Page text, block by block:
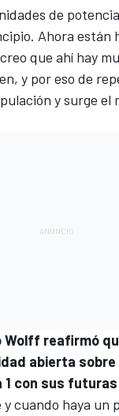
de
Ahora están
que ahí hay
y por eso de
y surge el
Wolff reafirmó
abierta sobre
1 con sus
y cuando haya un